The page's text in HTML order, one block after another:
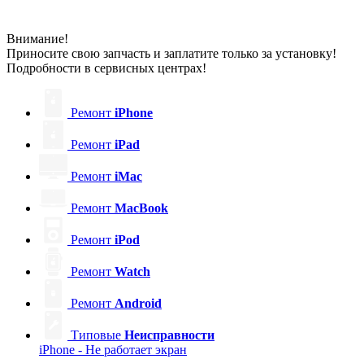
Внимание!
Приносите свою запчасть и заплатите только за установку!
Подробности в сервисных центрах!
Ремонт iPhone
Ремонт iPad
Ремонт iMac
Ремонт MacBook
Ремонт iPod
Ремонт Watch
Ремонт Android
Типовые Неисправности
iPhone - Не работает экран